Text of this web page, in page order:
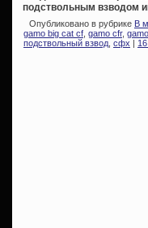
подствольным взводом
Опубликовано в рубрике В
gamo big cat cf gamo cfr,
подствольный взвод сфх |